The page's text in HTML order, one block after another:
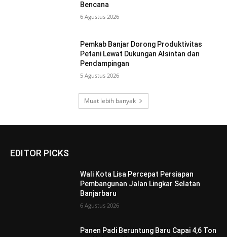
Bencana
6 Agustus 2026
Pemkab Banjar Dorong Produktivitas
Petani Lewat Dukungan Alsintan dan
Pendampingan
5 Agustus 2026
Muat lebih banyak
EDITOR PICKS
Wali Kota Lisa Percepat Persiapan
Pembangunan Jalan Lingkar Selatan
Banjarbaru
6 Agustus 2026
Panen Padi Beruntung Baru Capai 4,6 Ton